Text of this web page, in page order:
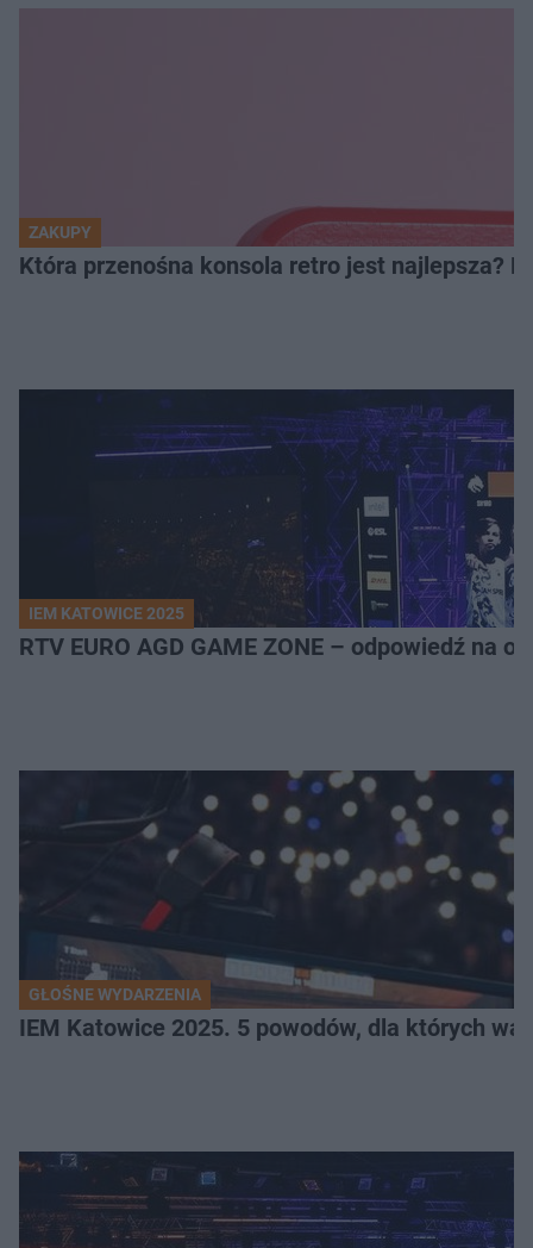
ZAKUPY
Która przenośna konsola retro jest najlepsza?
IEM KATOWICE 2025
RTV EURO AGD GAME ZONE – odpowiedź na
GŁOŚNE WYDARZENIA
IEM Katowice 2025. 5 powodów, dla których